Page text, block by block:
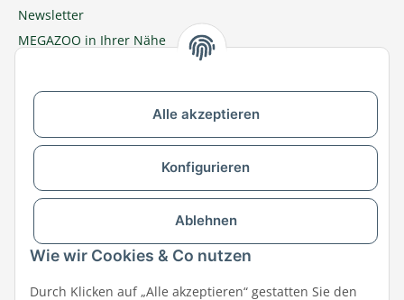
Alle akzeptieren
Konfigurieren
Ablehnen
Wie wir Cookies & Co nutzen
Durch Klicken auf „Alle akzeptieren“ gestatten Sie den
Newsletter
MEGAZOO in Ihrer Nähe
Zu MEGAZOO-nord.de wechseln
Versandpartner & Zahlungsmöglichkeiten